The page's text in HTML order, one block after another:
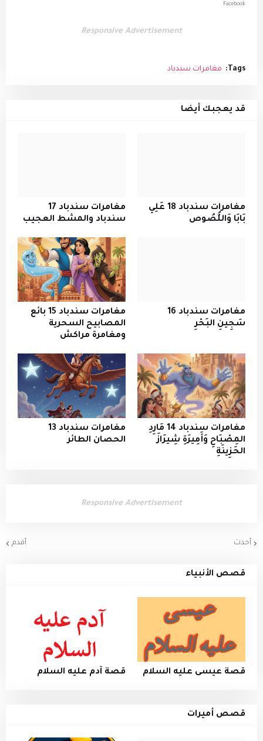
Facebook
Responsive Advertisement
Tags: مغامرات سندباد
قد يعجبك أيضا
مغامرات سندباد 18 عَلِي
بَابَا وَاللُّصُوص
مغامرات سندباد 17
سندباد والمشط العجيب
مغامرات سندباد 16
سَجِينِ البَحْرِ
مغامرات سندباد 15 بائع
المصابيح السحرية
ومغامرة مراكش
مغامرات سندباد 14 مَارِدِ
المِصْبَاحِ وَأَمِيرَةِ شِيرَازَ
الحَزِينَةِ
مغامرات سندباد 13
الحصان الطائر
Responsive Advertisement
أحدث أقدم
قصص الأنبياء
قصة عيسى عليه السلام قصة آدم عليه السلام
قصص أميرات